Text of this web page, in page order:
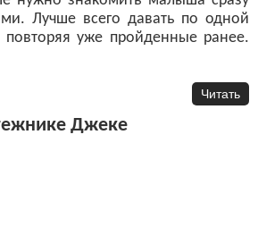
Лучше всего давать по одной
повторяя уже пройденные ранее.
Читать
Джеке